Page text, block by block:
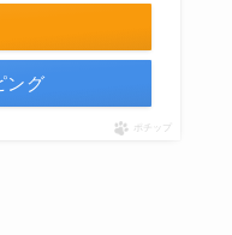
ング
ポチップ